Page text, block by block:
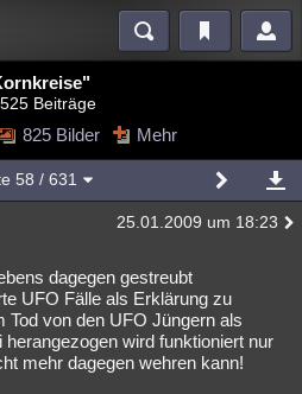
Blogs Videos
Mystery Kriminalfälle
Technologie Ufologie
Beiträge
825 Bilder Mehr
58 / 631
25.01.2009 um 18:23
dagegen gestreubt
UFO Fälle als Erklärung zu
Tod von den UFO Jüngern als
wird funktioniert nur
mehr dagegen wehren kann!